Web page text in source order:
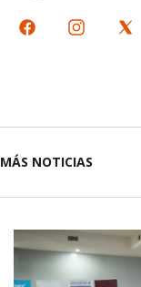
MÁS NOTICIAS